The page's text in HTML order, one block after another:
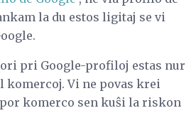
la du estos ligitaj se vi
pri Google-profiloj estas nur
komercoj. Vi ne povas krei
komerco sen kuŝi la riskon